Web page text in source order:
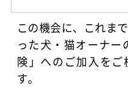
この機会に、これま
った犬・猫オーナー
険」へのご加入を
す。